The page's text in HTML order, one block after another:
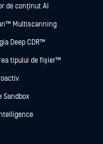
de conținut AI
Multiscanning
Deep CDR™
tipului de fișier™
Sandbox